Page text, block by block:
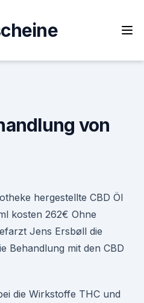
von
hergestellte CBD Öl
kosten 262€ Ohne
Jens Ersbøll die
Behandlung mit den CBD
die Wirkstoffe THC und